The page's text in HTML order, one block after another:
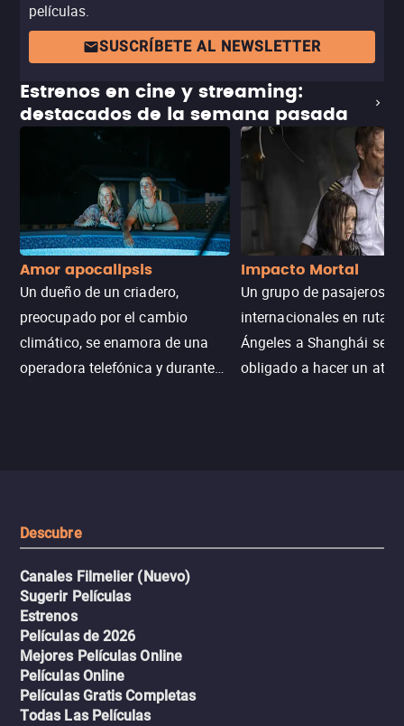
películas.
SUSCRÍBETE AL NEWSLETTER
Estrenos en cine y streaming:
destacados de la semana pasada
Amor apocalipsis
Un dueño de un criadero,
preocupado por el cambio
climático, se enamora de una
operadora telefónica y durante
Impacto Mortal
Un grupo de pasajeros
internacionales en ruta
Ángeles a Shanghái se ve
obligado a hacer un
Descubre
Canales Filmelier (Nuevo)
Sugerir Películas
Estrenos
Películas de 2026
Mejores Películas Online
Películas Online
Películas Gratis Completas
Todas Las Películas